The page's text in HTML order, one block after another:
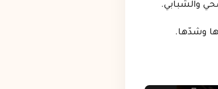
والشبابي.
وشدّها.